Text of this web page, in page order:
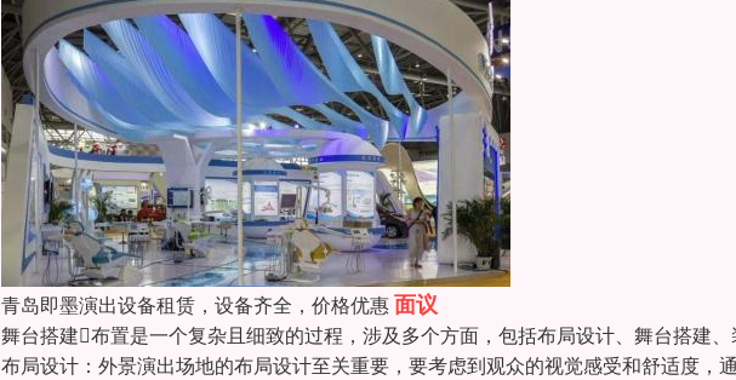
青岛即墨演出设备租赁，设备齐全，价格优惠面议
舞台搭建布置是一个复杂且细致的过程，涉及多个方面，包括布局设计、舞台搭建
布局设计：外景演出场地的布局设计至关重要，要考虑到观众的视觉感受和舒适度，